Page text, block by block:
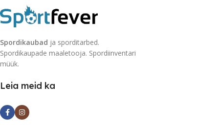
Spordikaubad ja sporditarbed.
Spordikaupade maaletooja. Spordiinventari
müük.
Leia meid ka